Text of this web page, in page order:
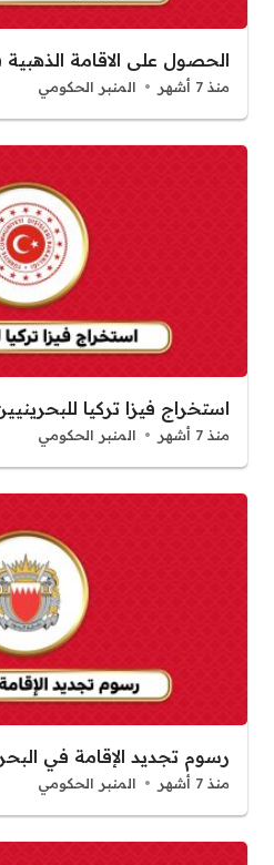
الحصول على الاقامة
منذ 7 أشهر المنبر الحكومي
استخراج فيزا تركيا
منذ 7 أشهر المنبر الحكومي
رسوم تجديد الإقامة في
منذ 7 أشهر المنبر الحكومي